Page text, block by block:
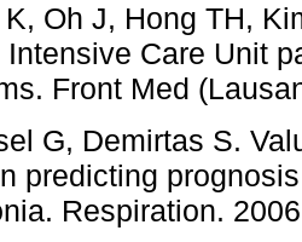
K, Oh J, Hong TH,
Intensive Care Unit
Front Med
G, Demirtas S.
predicting
Respiration.